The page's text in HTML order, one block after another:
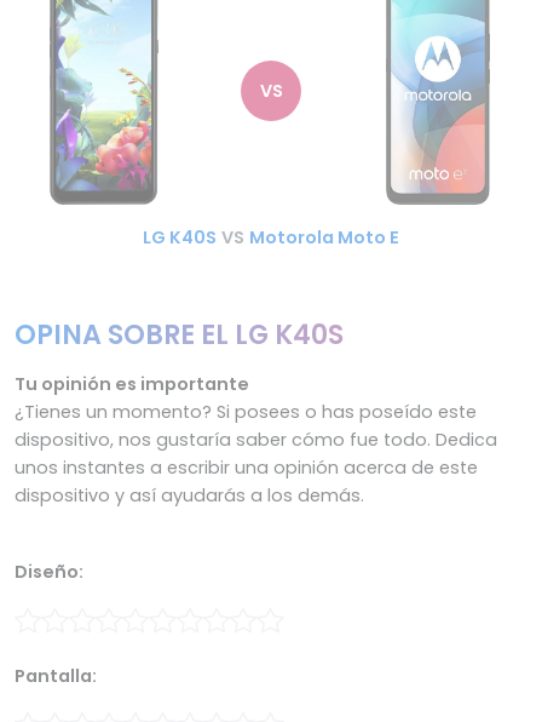
VS
LG K40S VS Motorola Moto E
OPINA SOBRE EL LG K40S
Tu opinión es importante
¿Tienes un momento? Si posees o has poseído este
dispositivo, nos gustaría saber cómo fue todo. Dedica
unos instantes a escribir una opinión acerca de este
dispositivo y así ayudarás a los demás.
Diseño:
Pantalla: